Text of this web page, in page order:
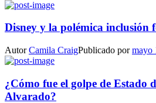
Disney y la polémica inclusión
AutorCamila CraigPublicado pormayo
¿Cómo fue el golpe de Estado
Alvarado?